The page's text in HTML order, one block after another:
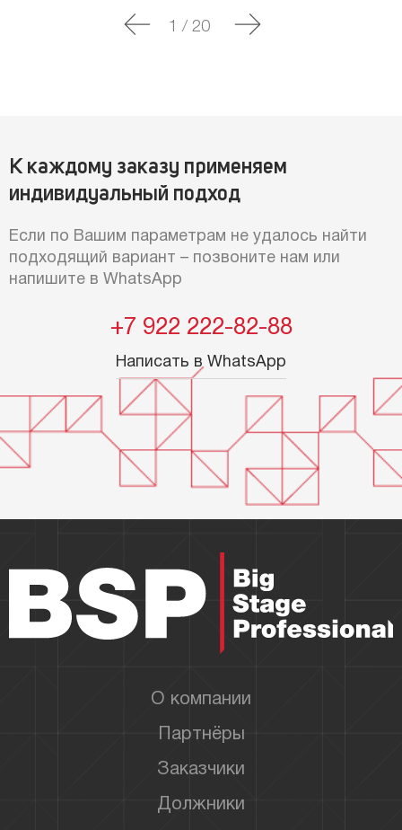
1 / 20
К каждому заказу применяем
индивидуальный подход
Если по Вашим параметрам не удалось найти
подходящий вариант – позвоните нам или
напишите в WhatsApp
+7 922 222-82-88
Написать в WhatsApp
О компании
Партнёры
Заказчики
Должники